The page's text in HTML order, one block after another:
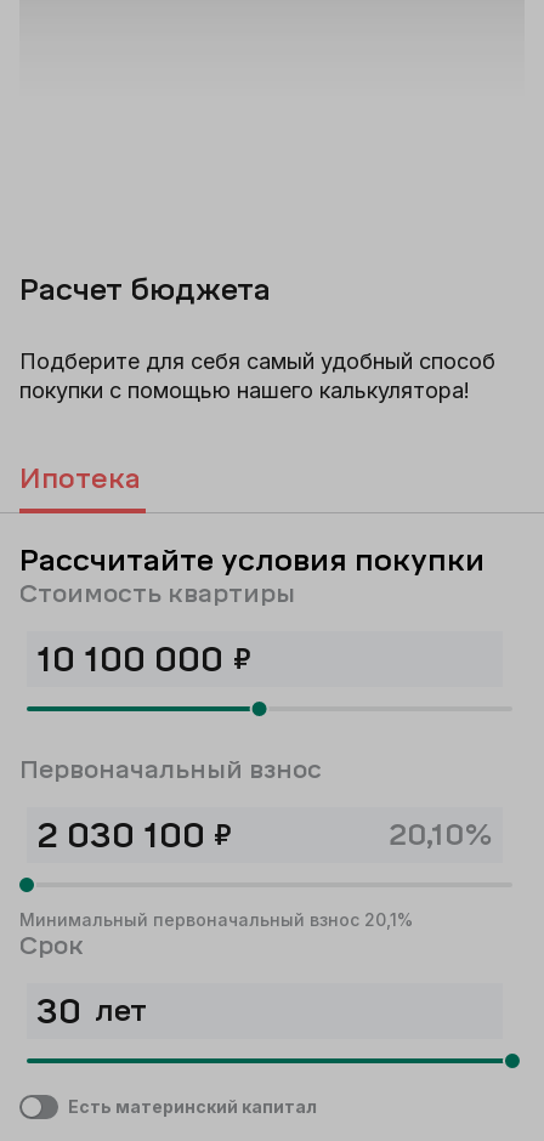
Расчет бюджета
Подберите для себя самый удобный способ
покупки с помощью нашего калькулятора!
Ипотека
Рассчитайте условия покупки
Стоимость квартиры
₽
Первоначальный взнос
₽ 20,10%
Минимальный первоначальный взнос 20,1%
Срок
лет
Есть материнский капитал